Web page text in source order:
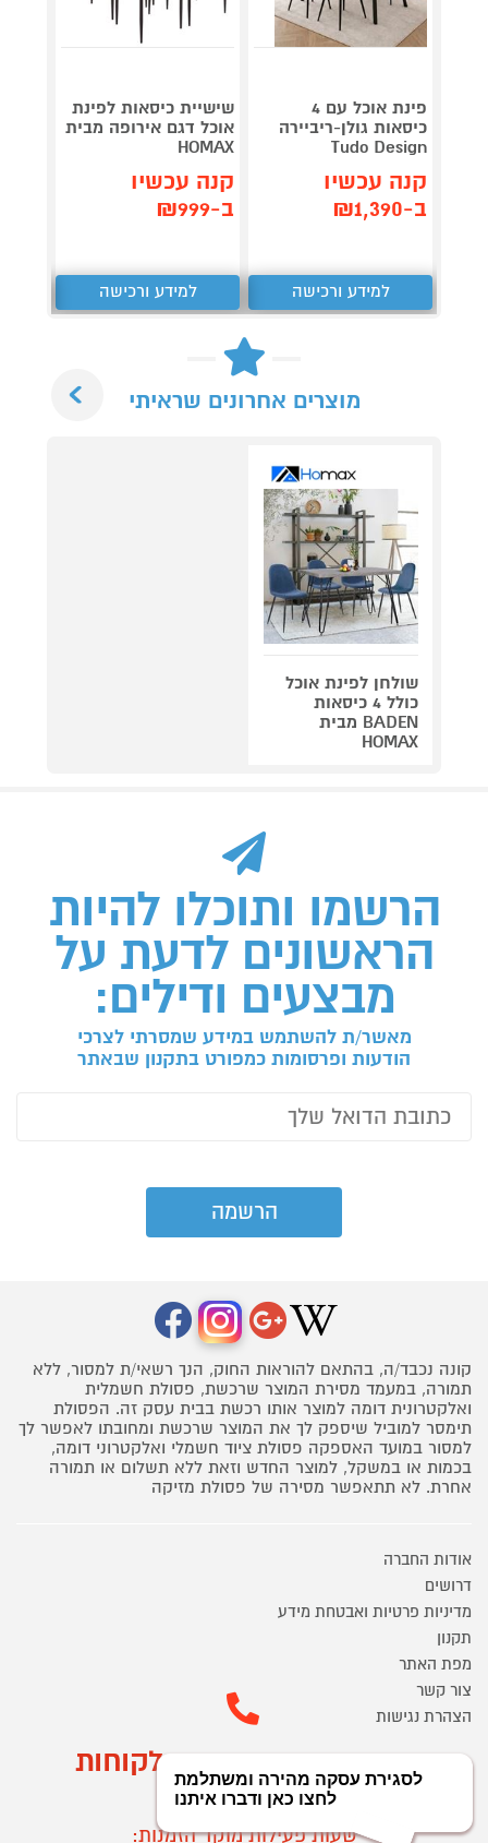
פינת אוכל עם 4
כיסאות גולן-ריביירה
Tudo Design
קנה עכשיו
ב-₪1,390
למידע ורכישה
שישיית כיסאות לפינת
אוכל דגם אירופה מבית
HOMAX
קנה עכשיו
ב-₪999
למידע ורכישה
מוצרים אחרונים שראיתי
שולחן לפינת אוכל
כולל 4 כיסאות
BADEN מבית
HOMAX
הרשמו ותוכלו להיות
הראשונים לדעת על
מבצעים ודילים:
מאשר/ת להשתמש במידע שמסרתי לצרכי
הודעות ופרסומות כמפורט בתקנון שבאתר
קונה נכבד/ה, בהתאם להוראות החוק, הנך רשאי/ת למסור, ללא
תמורה, במעמד מסירת המוצר שרכשת, פסולת חשמלית
ואלקטרונית דומה למוצר אותו רכשת בבית עסק זה. הפסולת
תימסר למוביל שיספק לך את המוצר שרכשת ומחובתו לאפשר לך
למסור במועד האספקה פסולת ציוד חשמלי ואלקטרוני דומה,
בכמות או במשקל, למוצר החדש וזאת ללא תשלום או תמורה
אחרת. לא תתאפשר מסירה של פסולת מזיקה
אודות החברה
דרושים
מדיניות פרטיות ואבטחת מידע
תקנון
מפת האתר
צור קשר
הצהרת נגישות
מוקד הזמנות ושירות לקוחות
03-9545370
שעות פעילות מוקד הזמנות: